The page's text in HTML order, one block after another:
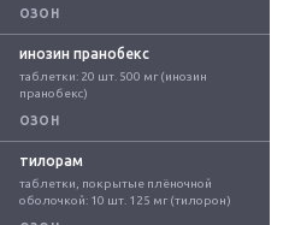
ОЗОН
инозин пранобекс
таблетки: 20 шт. 500 мг (инозин
пранобекс)
ОЗОН
тилорам
таблетки, покрытые плёночной
оболочкой: 10 шт. 125 мг (тилорон)